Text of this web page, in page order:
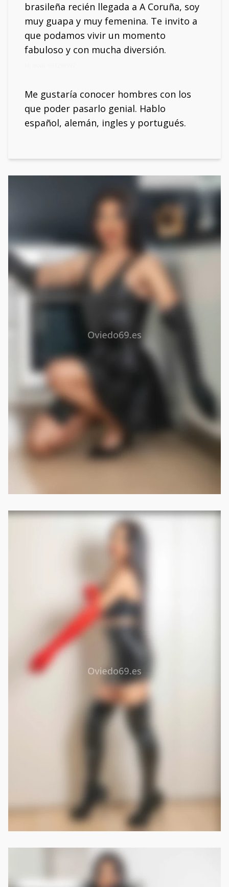
brasileña recién llegada a A Coruña, soy
muy guapa y muy femenina. Te invito a
que podamos vivir un momento
fabuloso y con mucha diversión.
Me gustaría conocer hombres con los
que poder pasarlo genial. Hablo
español, alemán, ingles y portugués.